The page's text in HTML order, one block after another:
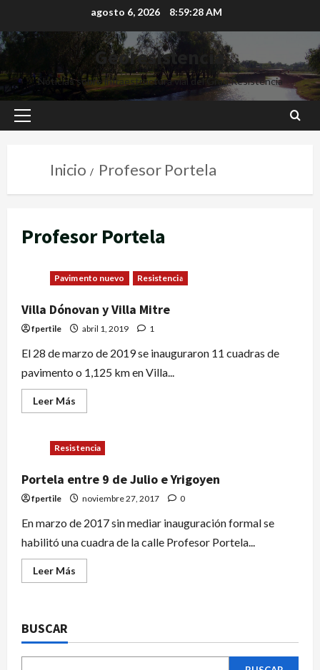
agosto 6, 2026 8:59:29 AM
Georesistencia
Noticias sobre infraestructura vial del Gran Resistencia
Inicio Profesor Portela
Profesor Portela
Pavimento nuevo Resistencia
Villa Dónovan y Villa Mitre
fpertile abril 1, 2019 1
El 28 de marzo de 2019 se inauguraron 11 cuadras de
pavimento o 1,125 km en Villa...
Leer Más
Resistencia
Portela entre 9 de Julio e Yrigoyen
fpertile noviembre 27, 2017 0
En marzo de 2017 sin mediar inauguración formal se
habilitó una cuadra de la calle Profesor Portela...
Leer Más
BUSCAR